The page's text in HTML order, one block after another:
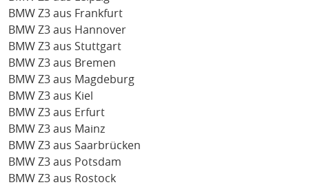
BMW Z3 aus Frankfurt
BMW Z3 aus Hannover
BMW Z3 aus Stuttgart
BMW Z3 aus Bremen
BMW Z3 aus Magdeburg
BMW Z3 aus Kiel
BMW Z3 aus Erfurt
BMW Z3 aus Mainz
BMW Z3 aus Saarbrücken
BMW Z3 aus Potsdam
BMW Z3 aus Rostock